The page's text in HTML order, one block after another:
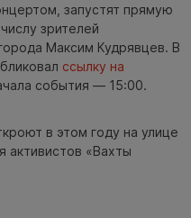
запустят прямую
зрителей
Максим Кудрявцев. В
ссылку на
события — 15:00.
в этом году на улице
активистов «Вахты